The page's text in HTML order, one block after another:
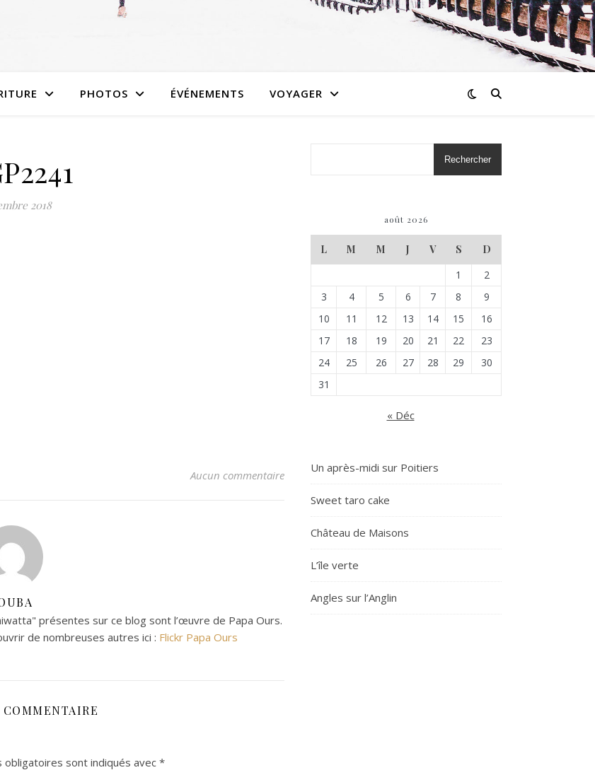
PHOTOS ÉVÉNEMENTS VOYAGER
2018
Aucun commentaire
présentes sur ce blog sont l’œuvre de Papa Ours.
de nombreuses autres ici : Flickr Papa Ours
obligatoires sont indiqués avec *
Rechercher
août 2026
L M M J V S
D
1
2
3
4 5 6 7 8
9
10
11 12 13 14 15
16
17
18 19 20 21 22
23
24
25 26 27 28 29
30
31
« Déc
Un après-midi sur Poitiers
Sweet taro cake
Château de Maisons
L’île verte
Angles sur l’Anglin